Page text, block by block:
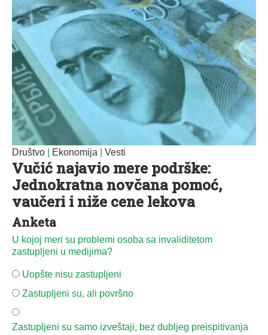
Društvo Ekonomija Vesti
Vučić najavio mere podrške:
Jednokratna novčana pomoć,
vaučeri i niže cene lekova
Anketa
U kojoj meri su problemi osoba sa invaliditetom
zastupljeni u medijima?
Uopšte nisu zastupljeni
Zastupljeni su, ali površno
Zastupljeni su samo izveštaji, bez dubljeg preispitivanja